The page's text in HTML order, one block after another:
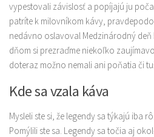
vypestovali závislosť a popíjajú ju
patríte k milovníkom kávy,
nedávno oslavoval Medzinárodný deň
dňom si prezraďme niekoľko
doteraz možno nemali ani poňatia či
Kde sa vzala káva
Mysleli ste si, že legendy sa týkajú iba
Pomýlili ste sa. Legendy sa točia aj